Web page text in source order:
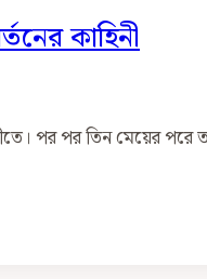
কাহিনী
পর পর তিন মেয়ের